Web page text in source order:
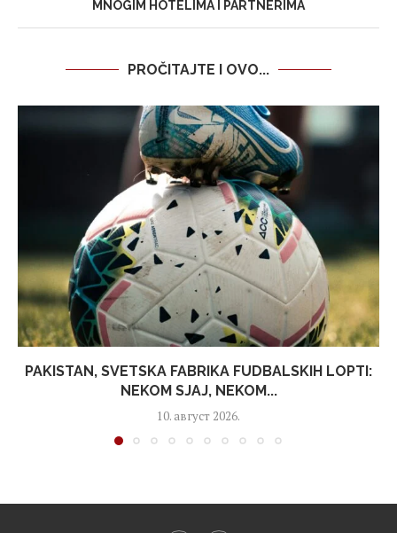
MNOGIM HOTELIMA I PARTNERIMA
PROČITAJTE I OVO...
PAKISTAN, SVETSKA FABRIKA FUDBALSKIH LOPTI:
NEKOM SJAJ, NEKOM...
10. август 2026.